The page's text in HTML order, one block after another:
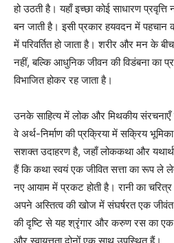
हो उठती है। यहाँ इच्छा कोई साधारण
बन जाती है। इसी प्रकार हयवदन में पहचान
में परिवर्तित हो जाता है। शरीर और मन के
नहीं, बल्कि आधुनिक जीवन की विडंबना का
विभाजित होकर रह जाता है।
उनके साहित्य में लोक और मिथकीय संरचनाएँ
वे अर्थ-निर्माण की प्रक्रिया में सक्रिय
सशक्त उदाहरण है, जहाँ लोककथा और
हैं कि कथा स्वयं एक जीवित सत्ता का रूप ले
नए आयाम में प्रकट होती है। रानी का
अपने अस्तित्व की खोज में संघर्षरत एक जीवंत
की दृष्टि से यह श्रृंगार और करुण रस का